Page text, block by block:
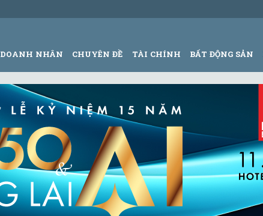
DOANH NHÂN CHUYÊN ĐỀ TÀI CHÍNH BẤT ĐỘNG SẢN